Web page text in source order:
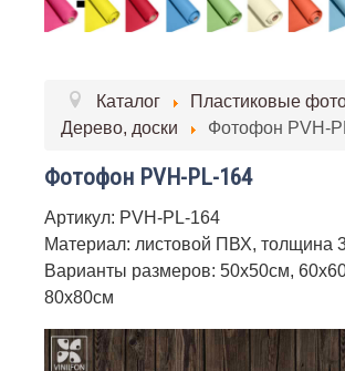
Каталог
Пластиковые
Дерево, доски
Фотофон PVH-
Фотофон PVH-PL-164
Артикул: PVH-PL-164
Материал: листовой ПВХ, толщина
Варианты размеров: 50х50см,
80х80см